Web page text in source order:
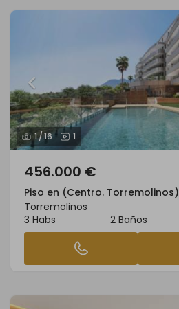
1/16 1
456.000 €
Piso en (Centro. Torremolinos)
Torremolinos
3 Habs
2 Baños